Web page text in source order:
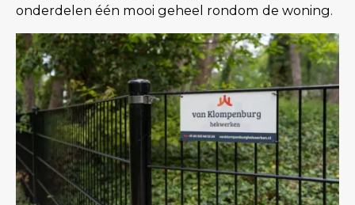
onderdelen één mooi geheel rondom de woning.